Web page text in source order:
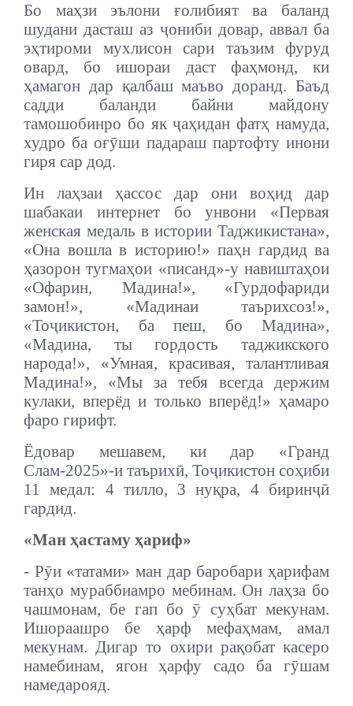
Бо маҳзи эълони ғолибият ва баланд
шудани дасташ аз ҷониби довар, аввал ба
эҳтироми мухлисон сари таъзим фуруд
овард, бо ишораи даст фаҳмонд, ки
ҳамагон дар қалбаш маъво доранд. Баъд
садди баланди байни майдону
тамошобинро бо як ҷаҳидан фатҳ намуда,
худро ба оғӯши падараш партофту инони
гиря сар дод.
Ин лаҳзаи ҳассос дар они воҳид дар
шабакаи интернет бо унвони «Первая
женская медаль в истории Таджикистана»,
«Она вошла в историю!» паҳн гардид ва
ҳазорон тугмаҳои «писанд»-у навиштаҳои
«Офарин, Мадина!», «Гурдофариди
замон!», «Мадинаи таърихсоз!»,
«Тоҷикистон, ба пеш, бо Мадина»,
«Мадина, ты гордость таджикского
народа!», «Умная, красивая, талантливая
Мадина!», «Мы за тебя всегда держим
кулаки, вперёд и только вперёд!» ҳамаро
фаро гирифт.
Ёдовар мешавем, ки дар «Гранд
Слам-2025»-и таърихӣ, Тоҷикистон соҳиби
11 медал: 4 тилло, 3 нуқра, 4 биринҷӣ
гардид.
«Ман ҳастаму ҳариф»
- Рӯи «татами» ман дар баробари ҳарифам
танҳо мураббиамро мебинам. Он лаҳза бо
чашмонам, бе гап бо ӯ суҳбат мекунам.
Ишораашро бе ҳарф мефаҳмам, амал
мекунам. Дигар то охири рақобат касеро
намебинам, ягон ҳарфу садо ба гӯшам
намедарояд.